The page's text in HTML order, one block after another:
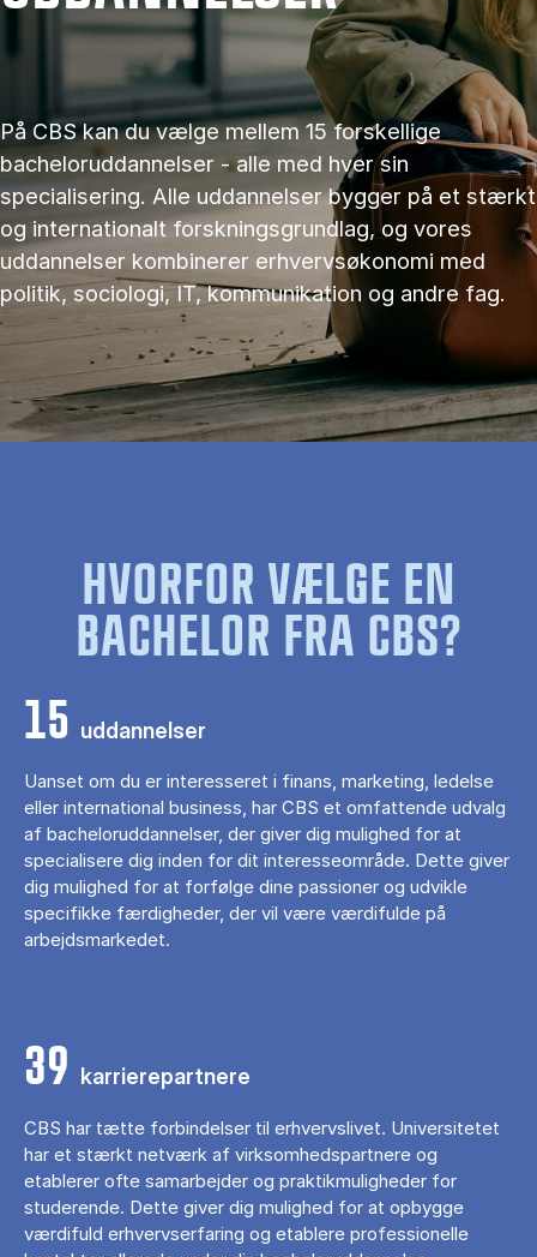
På CBS kan du vælge mellem 15 forskellige
bacheloruddannelser - alle med hver sin
specialisering. Alle uddannelser bygger på et stærkt
og internationalt forskningsgrundlag, og vores
uddannelser kombinerer erhvervsøkonomi med
politik, sociologi, IT, kommunikation og andre fag.
HVORFOR VÆLGE EN
BACHELOR FRA CBS?
15 uddannelser
Uanset om du er interesseret i finans, marketing, ledelse
eller international business, har CBS et omfattende udvalg
af bacheloruddannelser, der giver dig mulighed for at
specialisere dig inden for dit interesseområde. Dette giver
dig mulighed for at forfølge dine passioner og udvikle
specifikke færdigheder, der vil være værdifulde på
arbejdsmarkedet.
39 karrierepartnere
CBS har tætte forbindelser til erhvervslivet. Universitetet
har et stærkt netværk af virksomhedspartnere og
etablerer ofte samarbejder og praktikmuligheder for
studerende. Dette giver dig mulighed for at opbygge
værdifuld erhvervserfaring og etablere professionelle